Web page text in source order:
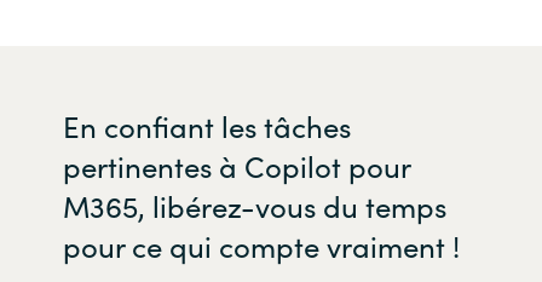
En confiant les tâches
pertinentes à Copilot pour
M365, libérez-vous du temps
pour ce qui compte vraiment !